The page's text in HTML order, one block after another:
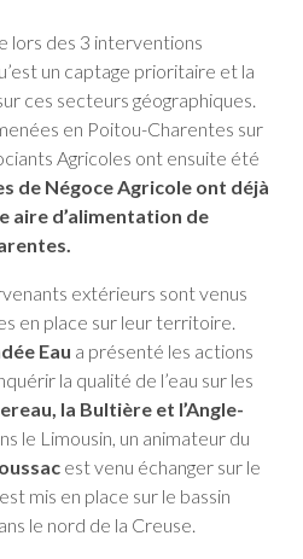
lors des 3 interventions
un captage prioritaire et la
ces secteurs géographiques.
en Poitou-Charentes sur
Agricoles ont ensuite été
de Négoce Agricole ont déjà
aire d’alimentation de
extérieurs sont venus
en place sur leur territoire.
Eau a présenté les actions
la qualité de l’eau sur les
la Bultière et l’Angle-
le Limousin, un animateur du
est venu échanger sur le
mis en place sur le bassin
le nord de la Creuse.